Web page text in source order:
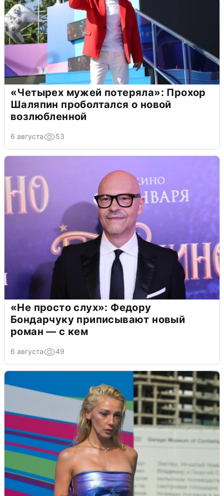
«Четырех мужей потеряла»: Прохор
Шаляпин проболтался о новой
возлюбленной
6 августа 53
«Не просто слух»: Федору
Бондарчуку приписывают новый
роман — с кем
6 августа 49